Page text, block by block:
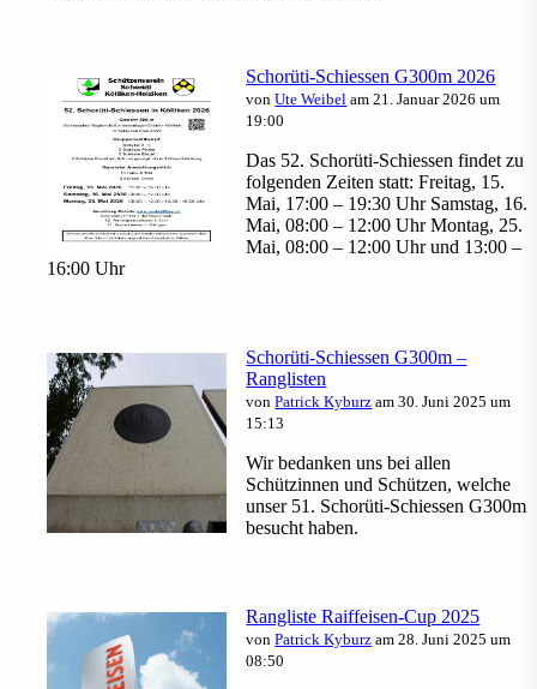
Schorüti-Schiessen G300m 2026
vonUte Weibel am 21. Januar 2026 um
19:00
Das 52. Schorüti-Schiessen findet zu
folgenden Zeiten statt: Freitag, 15.
Mai, 17:00 – 19:30 Uhr Samstag, 16.
Mai, 08:00 – 12:00 Uhr Montag, 25.
Mai, 08:00 – 12:00 Uhr und 13:00 –
16:00 Uhr
Schorüti-Schiessen G300m –
Ranglisten
vonPatrick Kyburz am 30. Juni 2025 um
15:13
Wir bedanken uns bei allen
Schützinnen und Schützen, welche
unser 51. Schorüti-Schiessen G300m
besucht haben.
Rangliste Raiffeisen-Cup 2025
vonPatrick Kyburz am 28. Juni 2025 um
08:50